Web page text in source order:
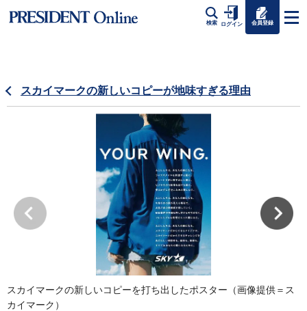
検索 ログイン 会員登録
スカイマークの新しいコピーが地味すぎる理由
スカイマークの新しいコピーを打ち出したポスター（画像提供＝ス
カイマーク）